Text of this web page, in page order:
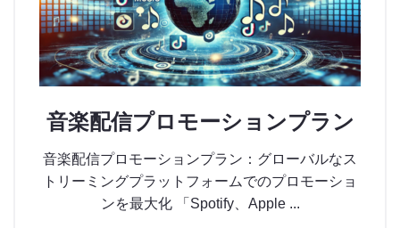
音楽配信プロモーションプラン
音楽配信プロモーションプラン：グローバルなス
トリーミングプラットフォームでのプロモーショ
ンを最大化 「Spotify、Apple ...